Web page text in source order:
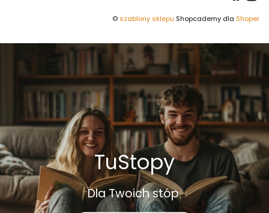
©szablony sklepu Shopcademy dla Shoper
TuStopy
Dla Twoich stóp